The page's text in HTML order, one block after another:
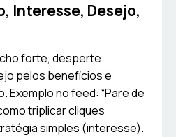
Interesse, Desejo,
forte, desperte
pelos benefícios e
Exemplo no feed: “Pare de
triplicar cliques
simples (interesse).